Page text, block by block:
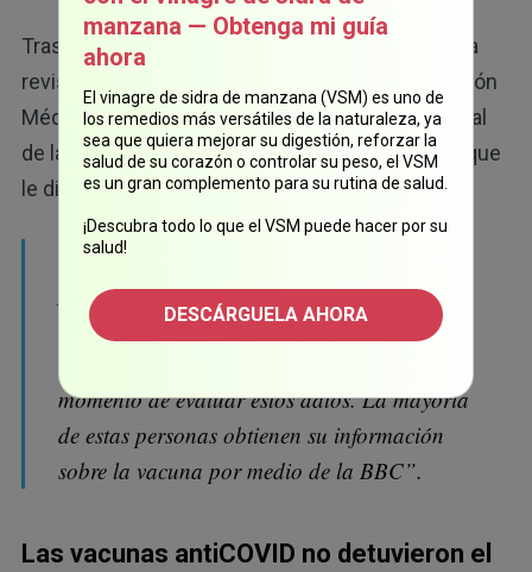
Tras analizar los datos por meses, el Dr. Malhotra
revisó los datos con el presidente de la Asociación
Médica Británica (BMA) durante dos horas. Al final
de la conversación, el Dr. Malhotra compartió lo que
le dijo el presidente de la BMA:14
“he hablado con muchas personas en
puestos de liderazgo médico, incluyendo al
director de salud, y creo que, a diferencia de
momento de evaluar estos datos. La mayoría
de estas personas obtienen su información
sobre la vacuna por medio de la BBC”.
Las vacunas antiCOVID no detuvieron el
manzana — Obtenga mi guía
ahora
El vinagre de sidra de manzana (VSM) es uno de
los remedios más versátiles de la naturaleza, ya
sea que quiera mejorar su digestión, reforzar la
salud de su corazón o controlar su peso, el VSM
es un gran complemento para su rutina de salud.
¡Descubra todo lo que el VSM puede hacer por su
salud!
DESCÁRGUELA AHORA